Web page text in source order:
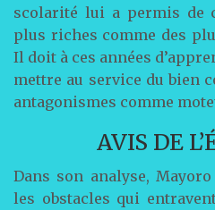
scolarité lui a permis de
plus riches comme des
Il doit à ces années
mettre au service du bien
antagonismes comme
AVIS DE
Dans son analyse,
les obstacles qui